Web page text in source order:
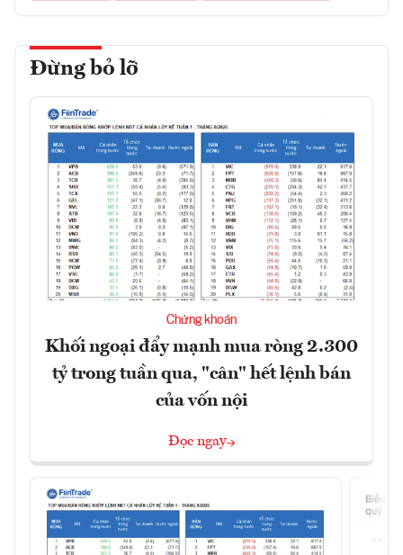
Đừng bỏ lỡ
Chứng khoán
Khối ngoại đẩy mạnh mua ròng 2.300
tỷ trong tuần qua, "cân" hết lệnh bán
của vốn nội
Đọc ngay